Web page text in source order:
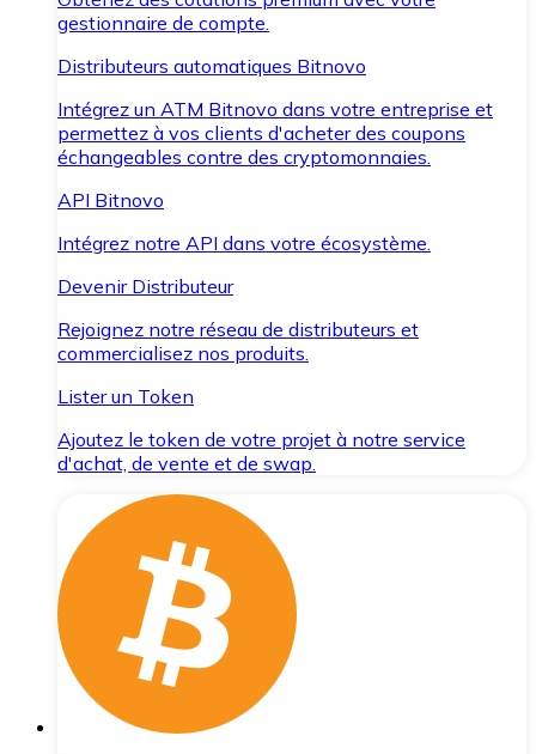
gestionnaire de compte.
Distributeurs automatiques Bitnovo
Intégrez un ATM Bitnovo dans votre entreprise et
permettez à vos clients d'acheter des coupons
échangeables contre des cryptomonnaies.
API Bitnovo
Intégrez notre API dans votre écosystème.
Devenir Distributeur
Rejoignez notre réseau de distributeurs et
commercialisez nos produits.
Lister un Token
Ajoutez le token de votre projet à notre service
d'achat, de vente et de swap.